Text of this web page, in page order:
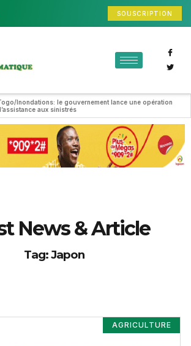
SOUSCRIPTION
Inondations: le gouvernement lance une opération
aux sinistrés
News & Article
Tag: Japon
AGRICULTURE